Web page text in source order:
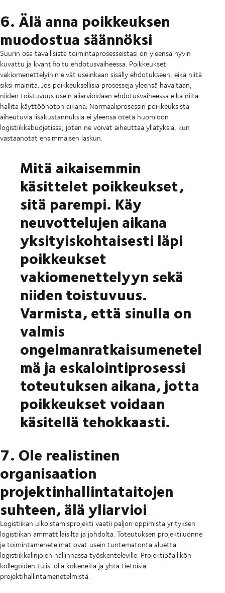
6. Älä anna poikkeuksen
muodostua säännöksi
Suurin osa tavallisista toimintaprosesseistasi on yleensä hyvin
kuvattu ja kvantifioitu ehdotusvaiheessa. Poikkeukset
vakiomenettelyihin eivät useinkaan sisälly ehdotukseen, eikä niitä
siksi mainita. Jos poikkeuksellisia prosesseja yleensä havaitaan,
niiden toistuvuus usein aliarvioidaan ehdotusvaiheessa eikä niitä
hallita käyttöönoton aikana. Normaaliprosessin poikkeuksista
aiheutuvia lisäkustannuksia ei yleensä oteta huomioon
logistiikkabudjetissa, joten ne voivat aiheuttaa yllätyksiä, kun
vastaanotat ensimmäisen laskun.
Mitä aikaisemmin
käsittelet poikkeukset,
sitä parempi. Käy
neuvottelujen aikana
yksityiskohtaisesti läpi
poikkeukset
vakiomenettelyyn sekä
niiden toistuvuus.
Varmista, että sinulla on
valmis
ongelmanratkaisumenetel
mä ja eskalointiprosessi
toteutuksen aikana, jotta
poikkeukset voidaan
käsitellä tehokkaasti.
7. Ole realistinen
organisaation
projektinhallintataitojen
suhteen, älä yliarvioi
Logistiikan ulkoistamisprojekti vaatii paljon oppimista yrityksen
logistiikan ammattilaisilta ja johdolta. Toteutuksen projektiluonne
ja toimintamenetelmät ovat usein tuntematonta aluetta
logistiikkalinjojen hallinnassa työskenteleville. Projektipäällikön
kollegoiden tulisi olla kokeneita ja yhtä tietoisia
projektihallintamenetelmistä.